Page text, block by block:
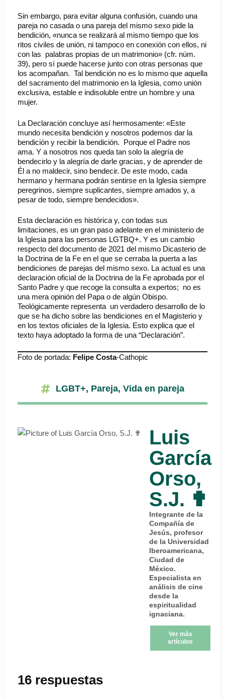
Sin embargo, para evitar alguna confusión, cuando una
pareja no casada o una pareja del mismo sexo pide la
bendición, «nunca se realizará al mismo tiempo que los
ritos civiles de unión, ni tampoco en conexión con ellos, ni
con las palabras propias de un matrimonio» (cfr. núm.
39), pero sí puede hacerse junto con otras personas que
los acompañan. Tal bendición no es lo mismo que aquella
del sacramento del matrimonio en la Iglesia, como unión
exclusiva, estable e indisoluble entre un hombre y una
mujer.
La Declaración concluye así hermosamente: «Este
mundo necesita bendición y nosotros podemos dar la
bendición y recibir la bendición. Porque el Padre nos
ama. Y a nosotros nos queda tan solo la alegría de
bendecirlo y la alegría de darle gracias, y de aprender de
Él a no maldecir, sino bendecir. De este modo, cada
hermano y hermana podrán sentirse en la Iglesia siempre
peregrinos, siempre suplicantes, siempre amados y, a
pesar de todo, siempre bendecidos».
Esta declaración es histórica y, con todas sus
limitaciones, es un gran paso adelante en el ministerio de
la Iglesia para las personas LGTBQ+. Y es un cambio
respecto del documento de 2021 del mismo Dicasterio de
la Doctrina de la Fe en el que se cerraba la puerta a las
bendiciones de parejas del mismo sexo. La actual es una
declaración oficial de la Doctrina de la Fe aprobada por el
Santo Padre y que recoge la consulta a expertos; no es
una mera opinión del Papa o de algún Obispo.
Teológicamente representa un verdadero desarrollo de lo
que se ha dicho sobre las bendiciones en el Magisterio y
en los textos oficiales de la Iglesia. Esto explica que el
texto haya adoptado la forma de una “Declaración”.
Foto de portada: Felipe Costa-Cathopic
LGBT+, Pareja, Vida en pareja
Luis
García
Orso,
S.J. ✟
Integrante de la
Compañía de
Jesús, profesor
de la Universidad
Iberoamericana,
Ciudad de
México.
Especialista en
análisis de cine
desde la
espiritualidad
ignaciana.
Ver más
artículos
16 respuestas